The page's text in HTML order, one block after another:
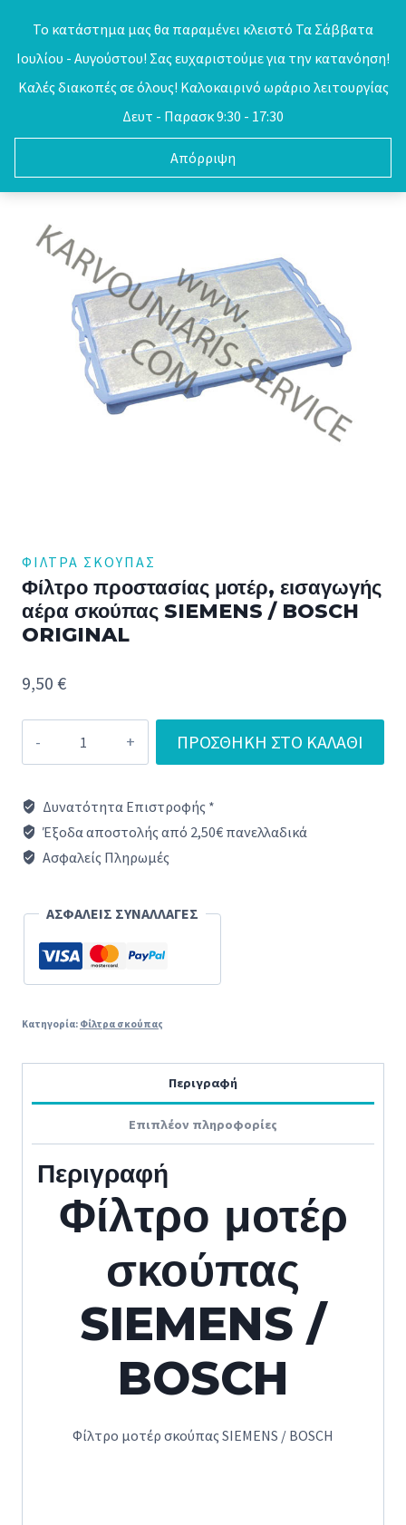
Το κατάστημα μας θα παραμένει κλειστό Τα Σάββατα
Ιουλίου - Αυγούστου! Σας ευχαριστούμε για την κατανόηση!
Καλές διακοπές σε όλους! Καλοκαιρινό ωράριο λειτουργίας
Δευτ - Παρασκ 9:30 - 17:30
Απόρριψη
0
ΦΊΛΤΡΑ ΣΚΟΎΠΑΣ
Φίλτρο προστασίας μοτέρ, εισαγωγής
αέρα σκούπας SIEMENS / BOSCH
ORIGINAL
9,50 €
προστασίας
εισαγωγής
αέρα
SIEMENS
BOSCH
ποσότητα
ΠΡΟΣΘΉΚΗ ΣΤΟ ΚΑΛΆΘΙ
Δυνατότητα Επιστροφής *
Έξοδα αποστολής από 2,50€ πανελλαδικά
Ασφαλείς Πληρωμές
ΑΣΦΑΛΕΙΣ ΣΥΝΑΛΛΑΓΕΣ
Κατηγορία: Φίλτρα σκούπας
Περιγραφή
Επιπλέον πληροφορίες
Περιγραφή
Φίλτρο μοτέρ
σκούπας
SIEMENS /
BOSCH
Φίλτρο μοτέρ σκούπας SIEMENS / BOSCH